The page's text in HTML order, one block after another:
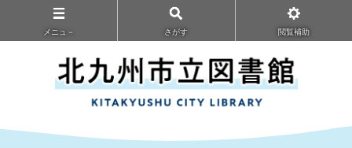
メニュ－ さがす 閲覧補助